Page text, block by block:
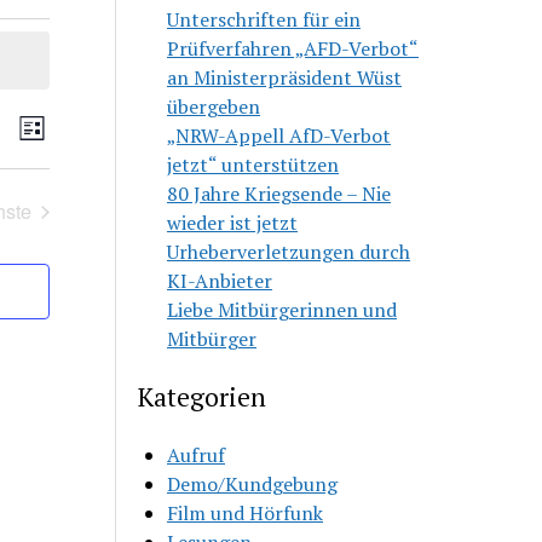
Veranstaltung
Liste
Unterschriften für ein
Prüfverfahren „AFD-Verbot“
an Ministerpräsident Wüst
übergeben
„NRW-Appell AfD-Verbot
jetzt“ unterstützen
80 Jahre Kriegsende – Nie
wieder ist jetzt
Urheberverletzungen durch
KI-Anbieter
Liebe Mitbürgerinnen und
Mitbürger
Kategorien
Aufruf
Demo/Kundgebung
Film und Hörfunk